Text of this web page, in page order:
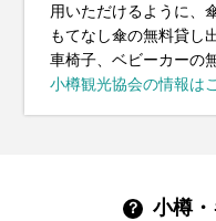
用いただけるように、
もてなし傘の無料貸し
車椅子、ベビーカーの
小樽観光協会の情報は
小樽